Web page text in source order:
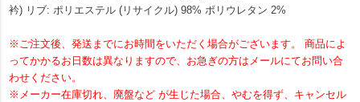
衿) リブ: ポリエステル (リサイクル) 98% ポリウレタン 2%
※ご注文後、発送までにお時間をいただく場合がございます。 商品によ
ってかかるお日数は異なりますので、お急ぎの方はメールにてお問い合
わせください。
※メーカー在庫切れ、廃盤など が生じた場合、やむを得ず、キャンセル